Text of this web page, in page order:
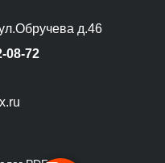
08-72
д.46